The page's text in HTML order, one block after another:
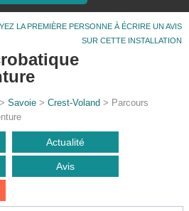
LA PREMIÈRE PERSONNE À ÉCRIRE UN AVIS
SUR CETTE INSTALLATION
>Savoie >Crest-Voland > Parcours
Actualité
Avis